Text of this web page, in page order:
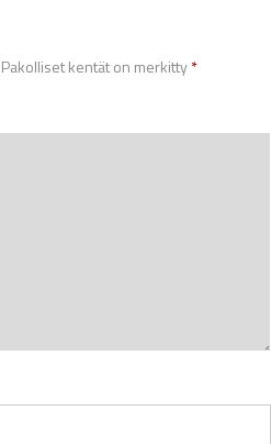
Pakolliset kentät on merkitty*